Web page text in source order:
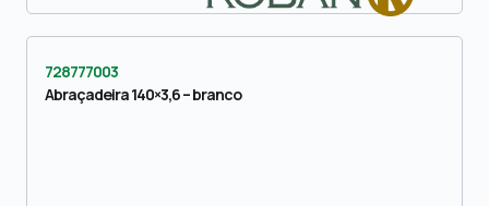
728777003
Abraçadeira 140×3,6 – branco